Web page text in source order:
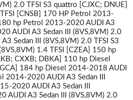
2.0 TFSI S3 quattro [CJXC; DNUE]
[CNSB] 170 HP Petrol 2013-
hp Petrol 2013-2020 AUDI A3
AUDI A3 Sedan III (8VS,8VM) 2.0
Sedan III (8VS,8VM) 2.0 TFSI S3
1.4 TFSI [CZEA] 150 hp
CXXB; DBKA] 110 hp Diesel
184 hp Diesel 2014-2018 AUDI
2014-2020 AUDI A3 Sedan III
2020 AUDI A3 Sedan III
AUDI A3 Sedan III (8VS,8VM) 2.0